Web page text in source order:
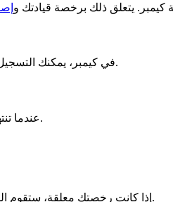
كيمبر. يتعلق ذلك برخصة قيادتك و
في كيمبر، يمكنك التسجيل لاختبار الحصول على رخصة. يجب عليك إعداد ملف. ثم، تحديد مواعيد الامتحانات والإجراءات.
عندما تنتهي رخصتك، يجب عليك تجديدها في كيمبر. هناك، تقوم بالإجراءات للحصول على رخصة جديدة.
إذا كانت رخصتك معلقة، ستقوم المحافظة بإبلاغك بذلك. يتم ذلك عبر البريد المسجل. يجب عليك بعد ذلك طلب استعادة رخصتك.